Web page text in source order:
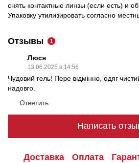
снять контактные линзы (если есть) и
Упаковку утилизировать согласно
Отзывы 1
Люся
13.06.2025 в 14:56
Чудовий гель! Пере відмінно, одяг
надовго.
Ответить
Написать
Доставка Оплата